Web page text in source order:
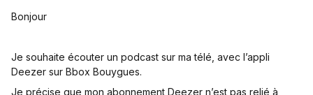
Bonjour
Je souhaite écouter un podcast sur ma télé, avec l’appli
Deezer sur Bbox Bouygues.
Je précise que mon abonnement Deezer n’est pas relié à